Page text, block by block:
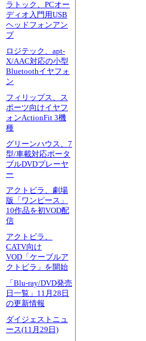
ラトック、PCオー
ディオ入門用USB
ヘッドフォンアン
プ
ロジテック、apt-
X/AAC対応の小型
Bluetoothイヤフォ
ン
フィリップス、ス
ポーツ向けイヤフ
ォンActionFit 3機
種
グリーンハウス、7
型/車載対応ポータ
ブルDVDプレーヤ
ー
アクトビラ、劇場
版「ワンピース」
10作品を初VOD配
信
アクトビラ、
CATV向け
VOD「ケーブルア
クトビラ」を開始
「Blu-ray/DVD発売
日一覧」11月28日
の更新情報
ダイジェストニュ
ース(11月29日)